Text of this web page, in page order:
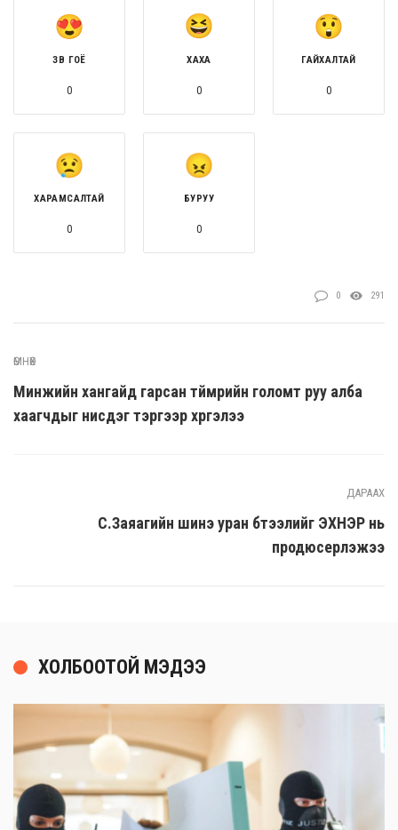
ЗӨВ ГОЁ
0
ХАХА
0
ГАЙХАЛТАЙ
0
ХАРАМСАЛТАЙ
0
БУРУУ
0
0 291
ӨМНӨХ
Минжийн хангайд гарсан түймрийн голомт руу алба
хаагчдыг нисдэг тэргээр хүргэлээ
ДАРААХ
С.Заяагийн шинэ уран бүтээлийг ЭХНЭР нь
продюсерлэжээ
ХОЛБООТОЙ МЭДЭЭ